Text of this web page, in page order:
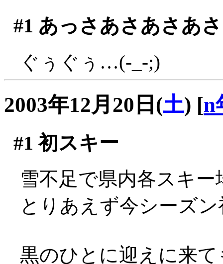
#1 あっさあさあさあ
ぐぅぐぅ…(-_-;)
2003年12月20日(土) [n
#1 初スキー
雪不足で県内各スキ
とりあえず今シーズ
黒のひとに迎えに来